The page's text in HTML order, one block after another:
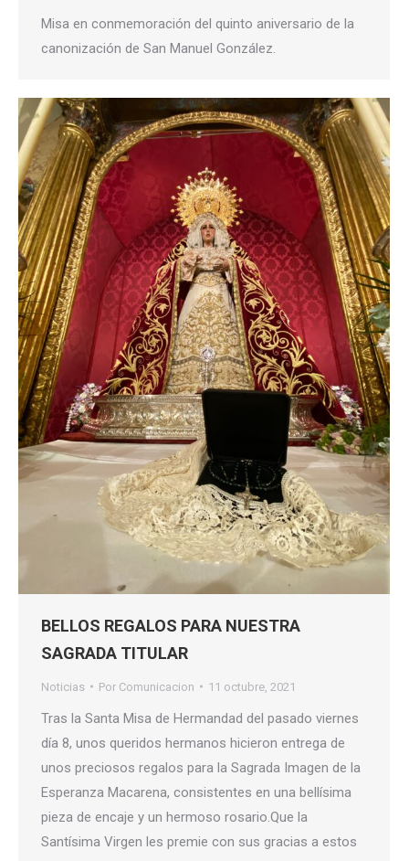
Misa en conmemoración del quinto aniversario de la
canonización de San Manuel González.
BELLOS REGALOS PARA NUESTRA
SAGRADA TITULAR
Noticias Por Comunicacion 11 octubre, 2021
Tras la Santa Misa de Hermandad del pasado viernes
día 8, unos queridos hermanos hicieron entrega de
unos preciosos regalos para la Sagrada Imagen de la
Esperanza Macarena, consistentes en una bellísima
pieza de encaje y un hermoso rosario.Que la
Santísima Virgen les premie con sus gracias a estos